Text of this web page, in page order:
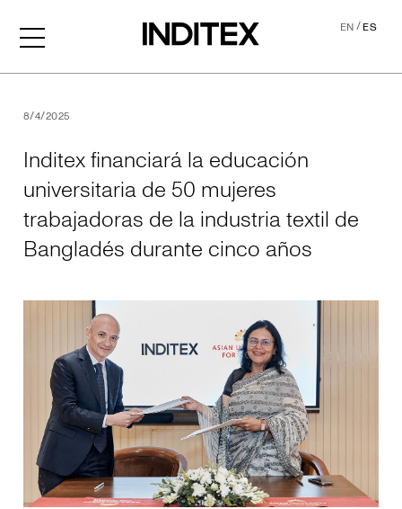
EN/ES
8/4/2025
Inditex financiará la educación
universitaria de 50 mujeres
trabajadoras de la industria textil de
Bangladés durante cinco años